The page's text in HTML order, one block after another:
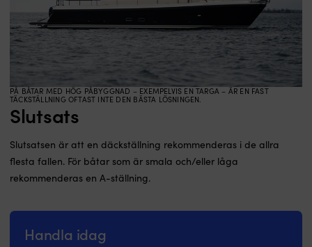
PÅ BÅTAR MED HÖG PÅBYGGNAD – EXEMPELVIS EN TARGA – ÄR EN FAST
TÄCKSTÄLLNING OFTAST INTE DEN BÄSTA LÖSNINGEN.
Slutsats
Slutsatsen är att en däckställning rekommenderas i de allra
flesta fallen. För båtar som är smala och/eller låga
rekommenderas en A-ställning.
Handla idag